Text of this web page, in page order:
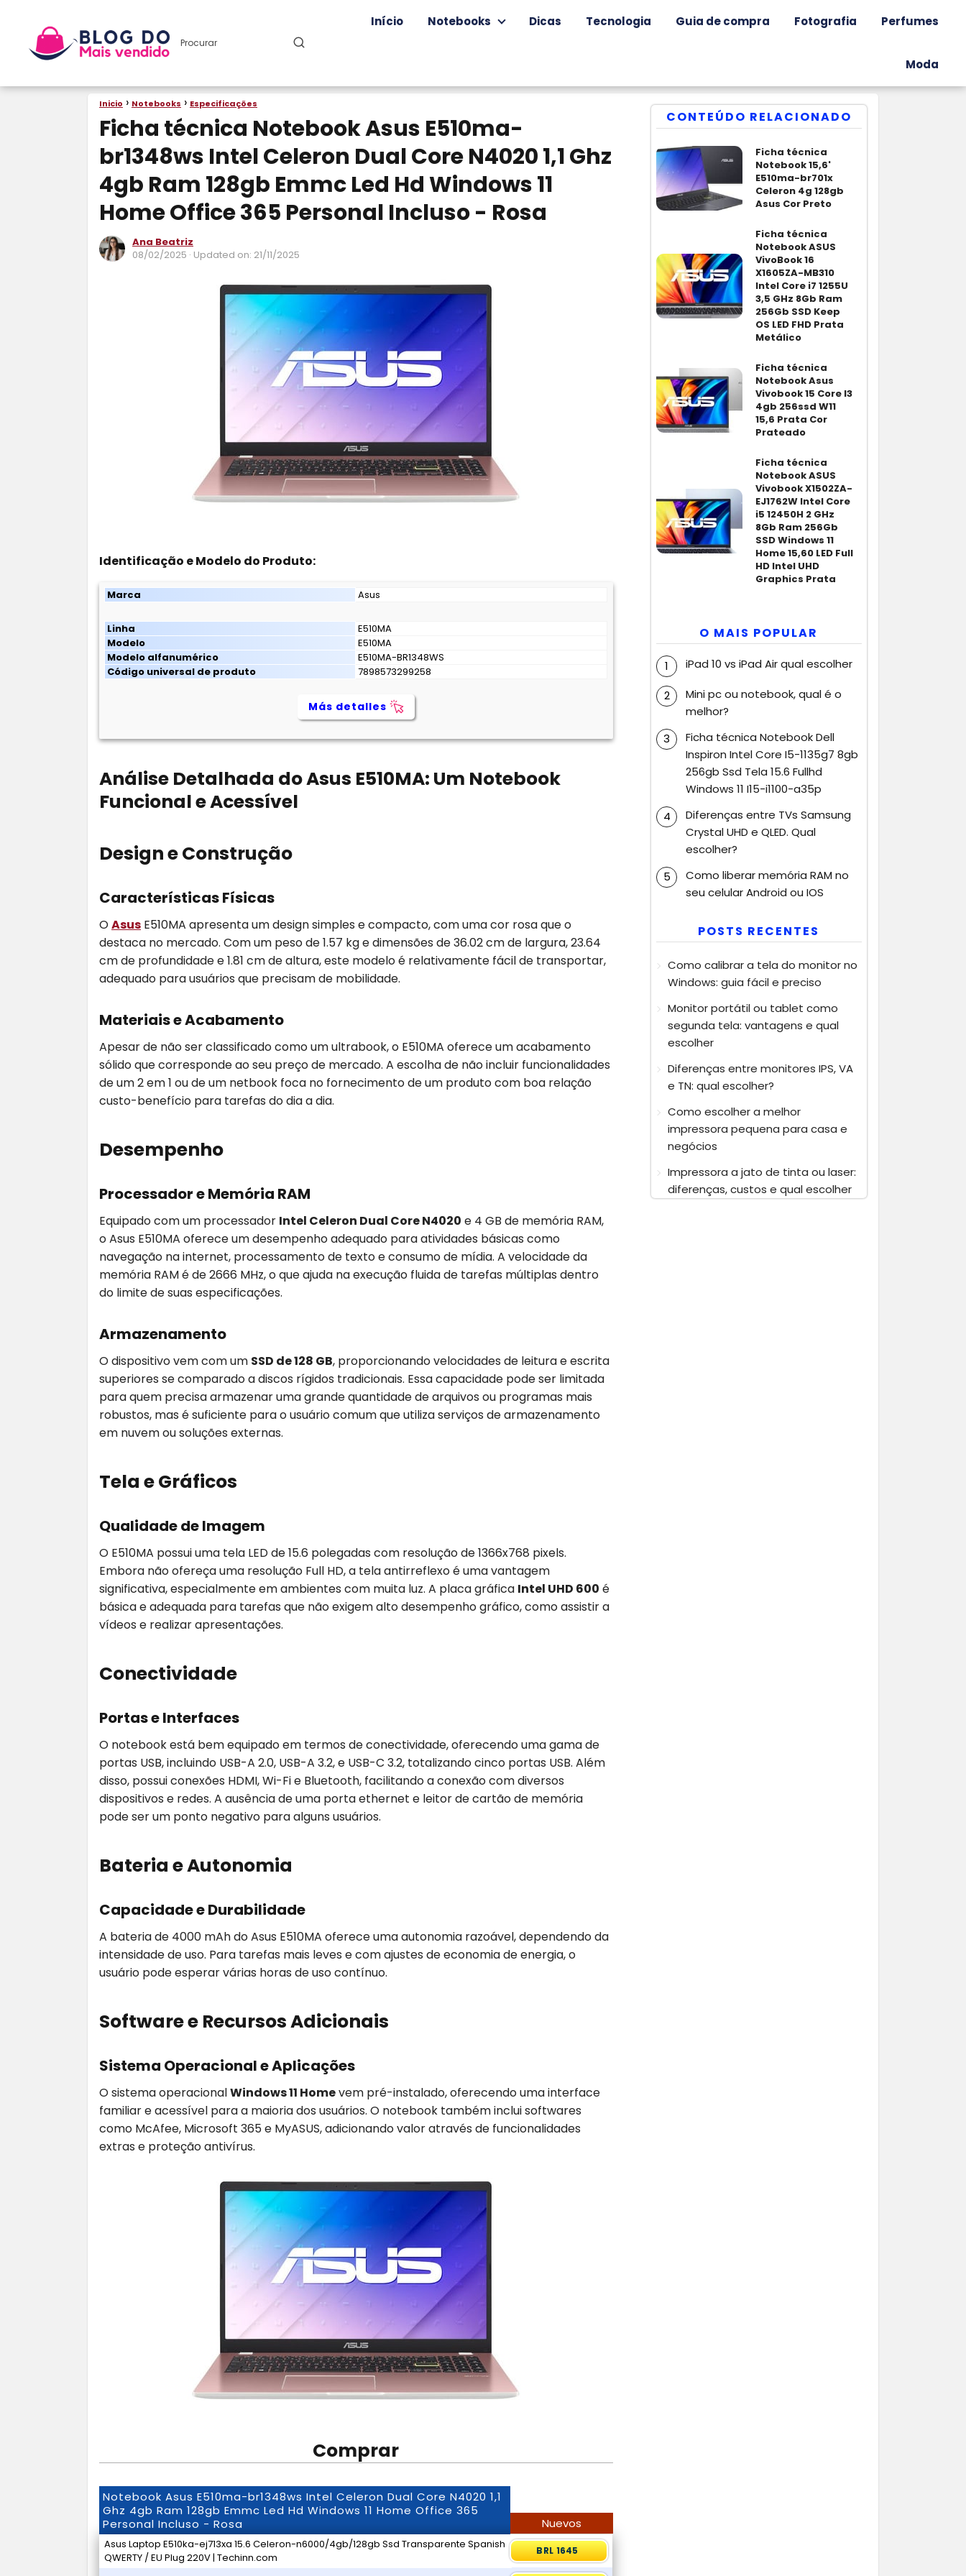
Início Notebooks Dicas Tecnologia Guia de compra Fotografia Perfumes
Moda
Inicio Notebooks Especificações
Ficha técnica Notebook Asus E510ma-
br1348ws Intel Celeron Dual Core N4020 1,1 Ghz
4gb Ram 128gb Emmc Led Hd Windows 11
Home Office 365 Personal Incluso - Rosa
Ana Beatriz
08/02/2025 · Updated on: 21/11/2025
Identificação e Modelo do Produto:
Marca Asus
Linha
E510MA
Modelo
E510MA
Modelo alfanumérico
E510MA-BR1348WS
Código universal de produto
7898573299258
Más detalles
Análise Detalhada do Asus E510MA: Um Notebook
Funcional e Acessível
Design e Construção
Características Físicas
OAsus E510MA apresenta um design simples e compacto, com uma cor rosa que o
destaca no mercado. Com um peso de 1.57 kg e dimensões de 36.02 cm de largura, 23.64
cm de profundidade e 1.81 cm de altura, este modelo é relativamente fácil de transportar,
adequado para usuários que precisam de mobilidade.
Materiais e Acabamento
Apesar de não ser classificado como um ultrabook, o E510MA oferece um acabamento
sólido que corresponde ao seu preço de mercado. A escolha de não incluir funcionalidades
de um 2 em 1 ou de um netbook foca no fornecimento de um produto com boa relação
custo-benefício para tarefas do dia a dia.
Desempenho
Processador e Memória RAM
Equipado com um processador Intel Celeron Dual Core N4020 e 4 GB de memória RAM,
o Asus E510MA oferece um desempenho adequado para atividades básicas como
navegação na internet, processamento de texto e consumo de mídia. A velocidade da
memória RAM é de 2666 MHz, o que ajuda na execução fluida de tarefas múltiplas dentro
do limite de suas especificações.
Armazenamento
O dispositivo vem com um SSD de 128 GB, proporcionando velocidades de leitura e escrita
superiores se comparado a discos rígidos tradicionais. Essa capacidade pode ser limitada
para quem precisa armazenar uma grande quantidade de arquivos ou programas mais
robustos, mas é suficiente para o usuário comum que utiliza serviços de armazenamento
em nuvem ou soluções externas.
Tela e Gráficos
Qualidade de Imagem
O E510MA possui uma tela LED de 15.6 polegadas com resolução de 1366x768 pixels.
Embora não ofereça uma resolução Full HD, a tela antirreflexo é uma vantagem
significativa, especialmente em ambientes com muita luz. A placa gráfica Intel UHD 600 é
básica e adequada para tarefas que não exigem alto desempenho gráfico, como assistir a
vídeos e realizar apresentações.
Conectividade
Portas e Interfaces
O notebook está bem equipado em termos de conectividade, oferecendo uma gama de
portas USB, incluindo USB-A 2.0, USB-A 3.2, e USB-C 3.2, totalizando cinco portas USB. Além
disso, possui conexões HDMI, Wi-Fi e Bluetooth, facilitando a conexão com diversos
dispositivos e redes. A ausência de uma porta ethernet e leitor de cartão de memória
pode ser um ponto negativo para alguns usuários.
Bateria e Autonomia
Capacidade e Durabilidade
A bateria de 4000 mAh do Asus E510MA oferece uma autonomia razoável, dependendo da
intensidade de uso. Para tarefas mais leves e com ajustes de economia de energia, o
usuário pode esperar várias horas de uso contínuo.
Software e Recursos Adicionais
Sistema Operacional e Aplicações
O sistema operacionalWindows 11 Homevem pré-instalado, oferecendo uma interface
familiar e acessível para a maioria dos usuários. O notebook também inclui softwares
como McAfee, Microsoft 365 e MyASUS, adicionando valor através de funcionalidades
extras e proteção antivírus.
Comprar
Notebook Asus E510ma-br1348ws Intel Celeron Dual Core N4020 1,1
Ghz 4gb Ram 128gb Emmc Led Hd Windows 11 Home Office 365
Personal Incluso - Rosa
Nuevos
Asus Laptop E510ka-ej713xa 15.6 Celeron-n6000/4gb/128gb Ssd Transparente Spanish
QWERTY / EU Plug 220V | Techinn.com
BRL 1645
CONTEÚDO RELACIONADO
Ficha técnica
Notebook 15,6'
E510ma-br701x
Celeron 4g 128gb
Asus Cor Preto
Ficha técnica
Notebook ASUS
VivoBook 16
X1605ZA-MB310
Intel Core i7 1255U
3,5 GHz 8Gb Ram
256Gb SSD Keep
OS LED FHD Prata
Metálico
Ficha técnica
Notebook Asus
Vivobook 15 Core I3
4gb 256ssd W11
15,6 Prata Cor
Prateado
Ficha técnica
Notebook ASUS
Vivobook X1502ZA-
EJ1762W Intel Core
i5 12450H 2 GHz
8Gb Ram 256Gb
SSD Windows 11
Home 15,60 LED Full
HD Intel UHD
Graphics Prata
O MAIS POPULAR
iPad 10 vs iPad Air qual escolher
Mini pc ou notebook, qual é o
melhor?
Ficha técnica Notebook Dell
Inspiron Intel Core I5-1135g7 8gb
256gb Ssd Tela 15.6 Fullhd
Windows 11 I15-i1100-a35p
Diferenças entre TVs Samsung
Crystal UHD e QLED. Qual
escolher?
Como liberar memória RAM no
seu celular Android ou IOS
POSTS RECENTES
Como calibrar a tela do monitor no
Windows: guia fácil e preciso
Monitor portátil ou tablet como
segunda tela: vantagens e qual
escolher
Diferenças entre monitores IPS, VA
e TN: qual escolher?
Como escolher a melhor
impressora pequena para casa e
negócios
Impressora a jato de tinta ou laser:
diferenças, custos e qual escolher